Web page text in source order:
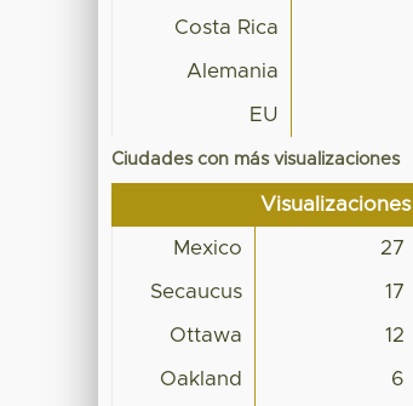
Costa Rica
Alemania
EU
Ciudades con más visualizaciones
Visualizaciones
Mexico 27
Secaucus 17
Ottawa 12
Oakland 6